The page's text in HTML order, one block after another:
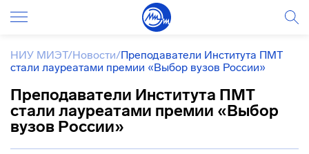
НИУ МИЭТ/Новости/Преподаватели Института ПМТ
стали лауреатами премии «Выбор вузов России»
Преподаватели Института ПМТ
стали лауреатами премии «Выбор
вузов России»